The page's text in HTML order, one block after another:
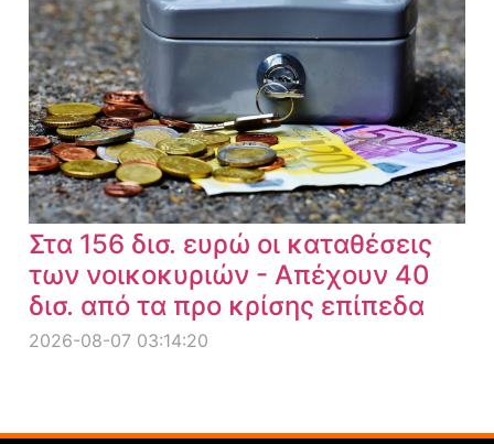
Στα 156 δισ. ευρώ οι καταθέσεις
των νοικοκυριών - Απέχουν 40
δισ. από τα προ κρίσης επίπεδα
2026-08-07 03:14:20